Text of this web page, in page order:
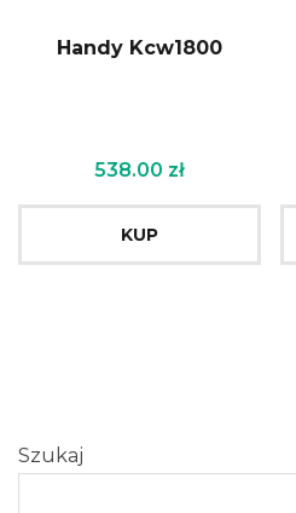
Handy Kcw1800
538.00 zł
KUP
Szukaj